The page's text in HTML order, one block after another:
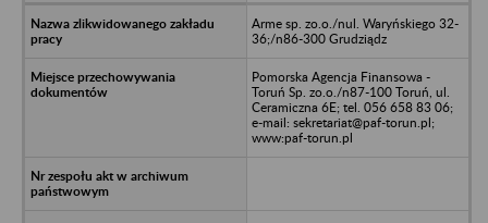
Arme sp. zo.o./nul. Waryńskiego 32-
36;/n86-300 Grudziądz
Pomorska Agencja Finansowa -
Toruń Sp. zo.o./n87-100 Toruń, ul.
Ceramiczna 6E; tel. 056 658 83 06;
e-mail: sekretariat@paf-torun.pl;
www:paf-torun.pl